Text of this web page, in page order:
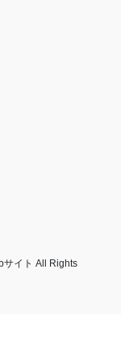
サイト All Rights